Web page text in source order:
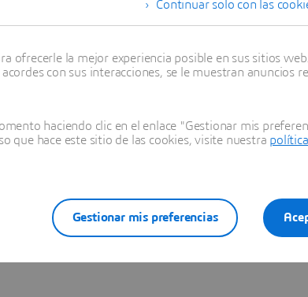
Continuar solo con las
ofrecerle la mejor experiencia posible en sus sitios
con sus interacciones, se le muestran anuncios
haciendo clic en el enlace "Gestionar mis
que hace este sitio de las cookies, visite nuestra
Gestionar mis preferencias